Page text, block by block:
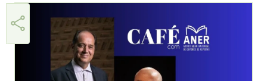
Márcia Miranda